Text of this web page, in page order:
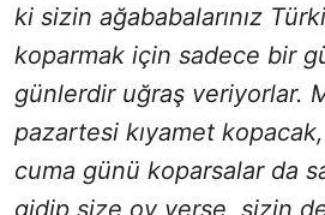
ki sizin ağababalarınız
koparmak için sadece bir
günlerdir uğraş veriyorlar.
pazartesi kıyamet
cuma günü koparsalar da
gidip size oy verse, sizin